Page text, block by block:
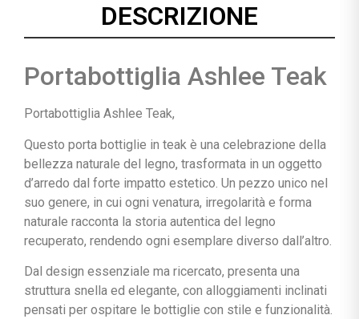
DESCRIZIONE
Portabottiglia Ashlee Teak
Portabottiglia Ashlee Teak,
Questo porta bottiglie in teak è una celebrazione della
bellezza naturale del legno, trasformata in un oggetto
d’arredo dal forte impatto estetico. Un pezzo unico nel
suo genere, in cui ogni venatura, irregolarità e forma
naturale racconta la storia autentica del legno
recuperato, rendendo ogni esemplare diverso dall’altro.
Dal design essenziale ma ricercato, presenta una
struttura snella ed elegante, con alloggiamenti inclinati
pensati per ospitare le bottiglie con stile e funzionalità.